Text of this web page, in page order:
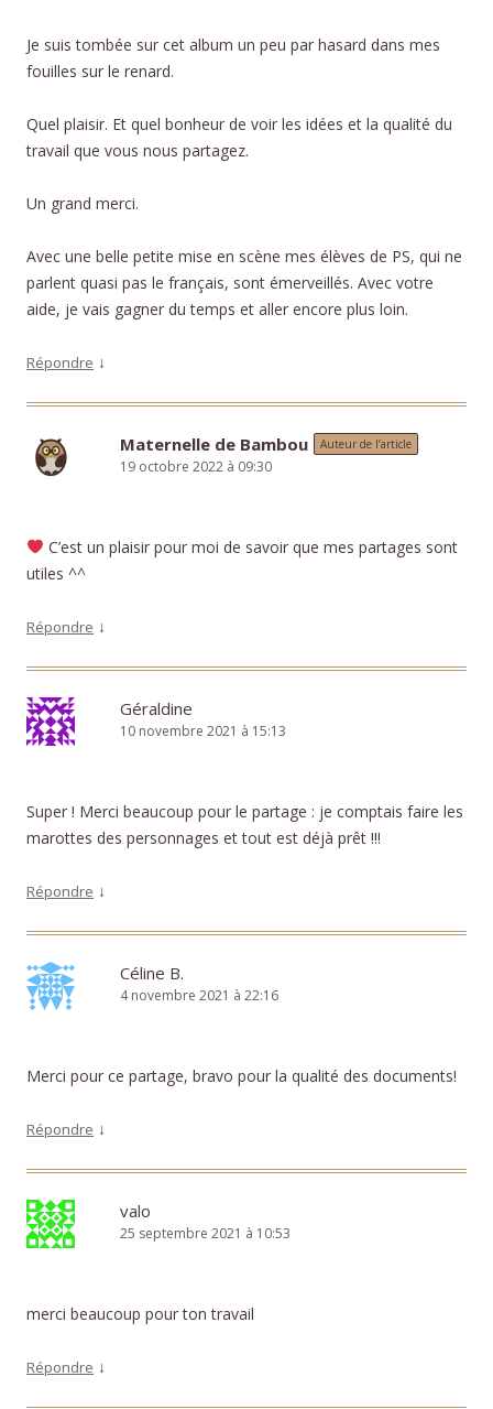
Je suis tombée sur cet album un peu par hasard dans mes
fouilles sur le renard.
Quel plaisir. Et quel bonheur de voir les idées et la qualité du
travail que vous nous partagez.
Un grand merci.
Avec une belle petite mise en scène mes élèves de PS, qui ne
parlent quasi pas le français, sont émerveillés. Avec votre
aide, je vais gagner du temps et aller encore plus loin.
Répondre ↓
Maternelle de Bambou Auteur de l’article
19 octobre 2022 à 09:30
C’est un plaisir pour moi de savoir que mes partages sont
utiles ^^
Répondre ↓
Géraldine
10 novembre 2021 à 15:13
Super ! Merci beaucoup pour le partage : je comptais faire les
marottes des personnages et tout est déjà prêt !!!
Répondre ↓
Céline B.
4 novembre 2021 à 22:16
Merci pour ce partage, bravo pour la qualité des documents!
Répondre ↓
valo
25 septembre 2021 à 10:53
merci beaucoup pour ton travail
Répondre ↓